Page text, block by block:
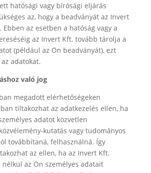
hatósági vagy bírósági eljárás
az, hogy a beadványát az Invert
az esetben a hatóság vagy a
az Invert Kft. tovább tárolja a
(például az Ön beadványát), ezt
adatokat.
való jog
megadott elérhetőségeken
tiltakozhat az adatkezelés ellen, ha
adatot közvetlen
kutatás vagy tudományos
továbbítaná, felhasználná. Így
az ellen, ha az Invert Kft.
nélkül az Ön személyes adatait